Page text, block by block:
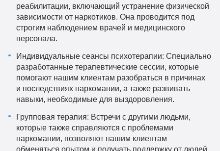
реабилитации, включающий устранение физической
зависимости от наркотиков. Она проводится под
строгим наблюдением врачей и медицинского
персонала.
Индивидуальные сеансы психотерапии: Специально
разработанные терапевтические сессии, которые
помогают нашим клиентам разобраться в причинах
и последствиях наркомании, а также развивать
навыки, необходимые для выздоровления.
Групповая терапия: Встречи с другими людьми,
которые также справляются с проблемами
наркомании, позволяют нашим клиентам
обменяться опытом и получать поддержку от людей,